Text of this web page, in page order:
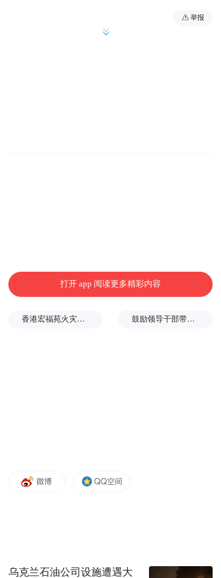
举报
打开 app 阅读更多精彩内容
香港宏福苑火灾跨部门调查最终报告：大火或由烟头引起 鼓励领导干部带头休假之后又撤回文件，到底什么意思嘛？
乌克兰石油公司设施遭遇大